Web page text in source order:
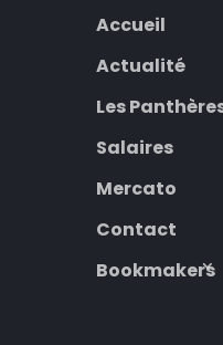
Accueil
Actualité
Les
Salaires
Mercato
Contact
Bookmakers